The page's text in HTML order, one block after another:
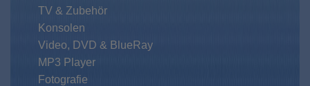
TV & Zubehör
Konsolen
Video, DVD & BlueRay
MP3 Player
Fotografie